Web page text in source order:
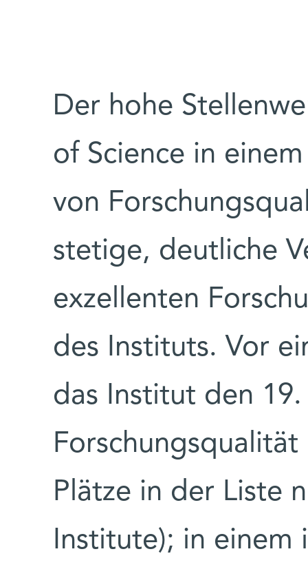
Der hohe
of Science in
von
stetige, deutliche
exzellenten
des Instituts. Vor
das Institut den
Plätze in der Liste
Institute); in einem